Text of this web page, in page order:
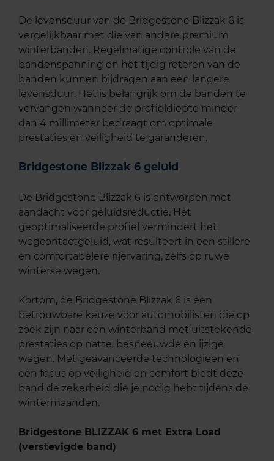
De levensduur van de Bridgestone Blizzak 6 is
vergelijkbaar met die van andere premium
winterbanden. Regelmatige controle van de
bandenspanning en het tijdig roteren van de
banden kunnen bijdragen aan een langere
levensduur. Het is belangrijk om de banden te
vervangen wanneer de profieldiepte minder
dan 4 millimeter bedraagt om optimale
prestaties en veiligheid te garanderen.
Bridgestone Blizzak 6 geluid
De Bridgestone Blizzak 6 is ontworpen met
aandacht voor geluidsreductie. Het
geoptimaliseerde profiel vermindert het
wegcontactgeluid, wat resulteert in een stillere
en comfortabelere rijervaring, zelfs op ruwe
winterse wegen.
Kortom, de Bridgestone Blizzak 6 is een
betrouwbare keuze voor automobilisten die op
zoek zijn naar een winterband met uitstekende
prestaties op natte, besneeuwde en ijzige
wegen. Met geavanceerde technologieën en
een focus op veiligheid en comfort biedt deze
band de zekerheid die je nodig hebt tijdens de
wintermaanden.
Bridgestone BLIZZAK 6 met Extra Load
(verstevigde band)